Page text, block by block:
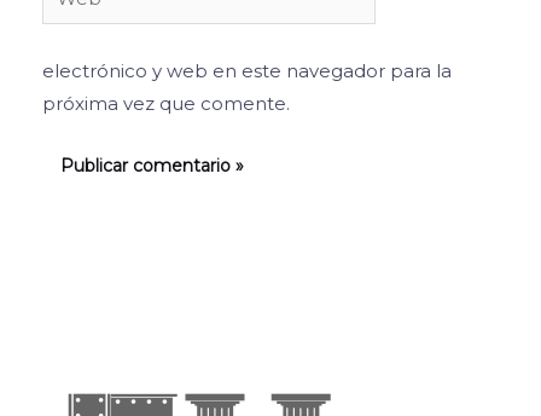
electrónico y web en este navegador para la
próxima vez que comente.